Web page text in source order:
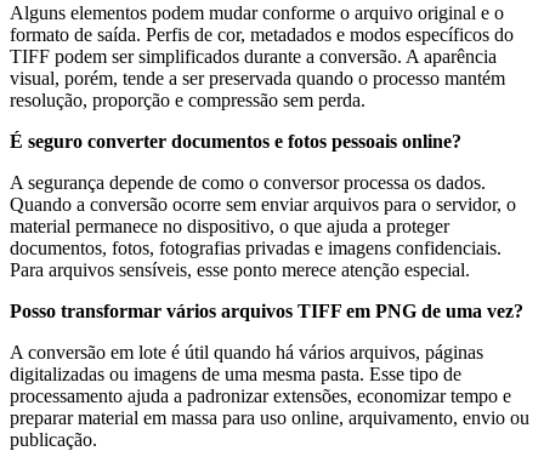
Alguns elementos podem mudar conforme o arquivo original e o
formato de saída. Perfis de cor, metadados e modos específicos do
TIFF podem ser simplificados durante a conversão. A aparência
visual, porém, tende a ser preservada quando o processo mantém
resolução, proporção e compressão sem perda.
É seguro converter documentos e fotos pessoais online?
A segurança depende de como o conversor processa os dados.
Quando a conversão ocorre sem enviar arquivos para o servidor, o
material permanece no dispositivo, o que ajuda a proteger
documentos, fotos, fotografias privadas e imagens confidenciais.
Para arquivos sensíveis, esse ponto merece atenção especial.
Posso transformar vários arquivos TIFF em PNG de uma vez?
A conversão em lote é útil quando há vários arquivos, páginas
digitalizadas ou imagens de uma mesma pasta. Esse tipo de
processamento ajuda a padronizar extensões, economizar tempo e
preparar material em massa para uso online, arquivamento, envio ou
publicação.